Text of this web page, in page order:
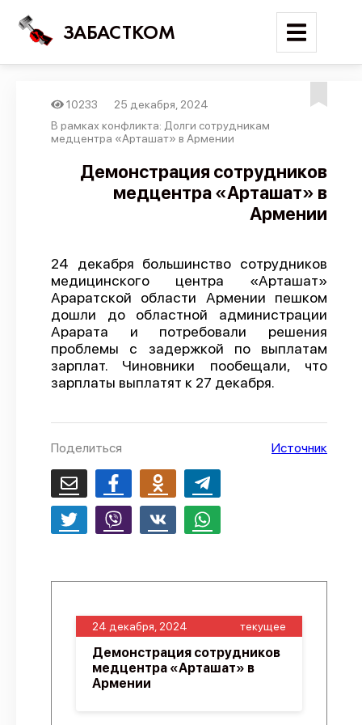
ЗАБАСТКОМ
Войти
Поиск
Новости
Отчеты
Предложить публикацию
Справочник
API
О проекте
10233
25 декабря, 2024
В рамках конфликта: Долги сотрудникам
медцентра «Арташат» в Армении
Демонстрация сотрудников
медцентра «Арташат» в
Армении
24 декабря большинство сотрудников
медицинского центра «Арташат»
Араратской области Армении пешком
дошли до областной администрации
Арарата и потребовали решения
проблемы с задержкой по выплатам
зарплат. Чиновники пообещали, что
зарплаты выплатят к 27 декабря.
Поделиться Источник
24 декабря, 2024 текущее
Демонстрация сотрудников
медцентра «Арташат» в
Армении